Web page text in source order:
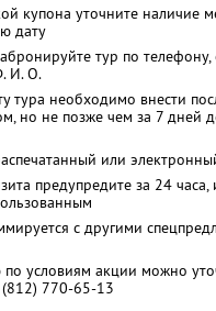
купона уточните наличие
дату
тур по
И. О.
тура необходимо внести
но не позже чем за 7 дней
или
предупредите за 24 часа,
с другими
условиям акции можно
(812) 770-65-13